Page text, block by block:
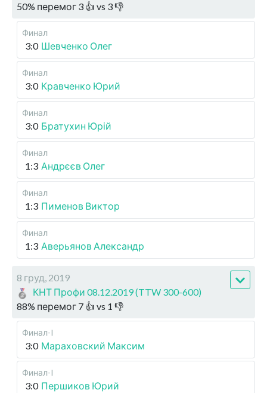
50% перемог 3 👍 vs 3👎
Финал
3:0 Шевченко Олег
Финал
3:0 Кравченко Юрий
Финал
3:0 Братухин Юрій
Финал
1:3 Андрєєв Олег
Финал
1:3 Пименов Виктор
Финал
1:3 Аверьянов Александр
8 груд, 2019
КНТ Профи 08.12.2019 (TTW 300-600)
88% перемог 7 👍 vs 1 👎
Финал-I
3:0 Мараховский Максим
Финал-I
3:0 Першиков Юрий